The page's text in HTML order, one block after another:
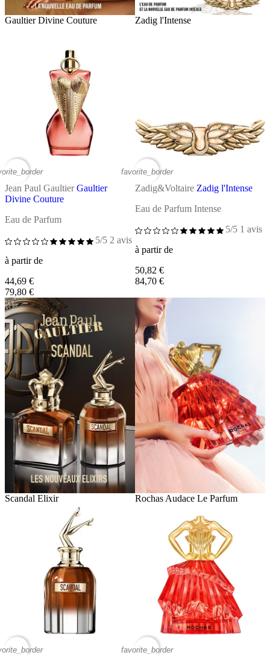
Gaultier Divine Couture
Jean Paul Gaultier Gaultier
Divine Couture
Eau de Parfum
5/5 2 avis
à partir de
44,69 €
79,80 €
Zadig l'Intense
favorite_border
Zadig&Voltaire Zadig l'Intense
Eau de Parfum Intense
5/5 1 avis
à partir de
50,82 €
84,70 €
Scandal Elixir Rochas Audace Le Parfum
favorite_border